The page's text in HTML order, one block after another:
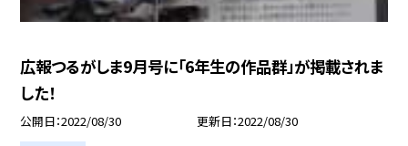
広報つるがしま9月号に「6年生の作品群」が掲載されま
した！
公開日 2022/08/30 更新日 2022/08/30